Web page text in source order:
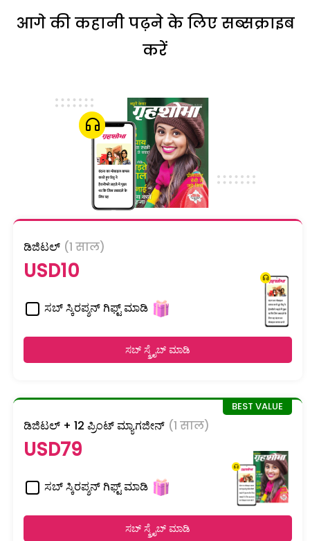
आगे की कहानी पढ़ने के लिए सब्सक्राइब
करें
ಡಿಜಿಟಲ್ (1 साल)
USD10
ಸಬ್ ಸ್ಕಿರಪ್ಶನ್ ಗಿಫ್ಟ್ ಮಾಡಿ
ಸಬ್ ಸ್ಕ್ರೈಬ್ ಮಾಡಿ
ಡಿಜಿಟಲ್ + 12 ಪ್ರಿಂಟ್ ಮ್ಯಾಗಜೀನ್ (1 साल)
USD79
ಸಬ್ ಸ್ಕಿರಪ್ಶನ್ ಗಿಫ್ಟ್ ಮಾಡಿ
ಸಬ್ ಸ್ಕ್ರೈಬ್ ಮಾಡಿ